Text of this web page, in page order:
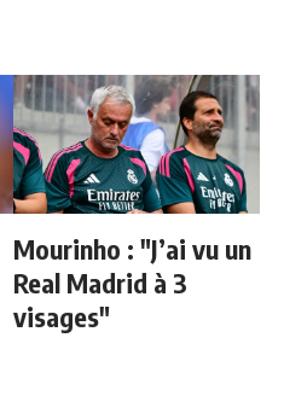
Mourinho : "J’ai vu un
Real Madrid à 3
visages"